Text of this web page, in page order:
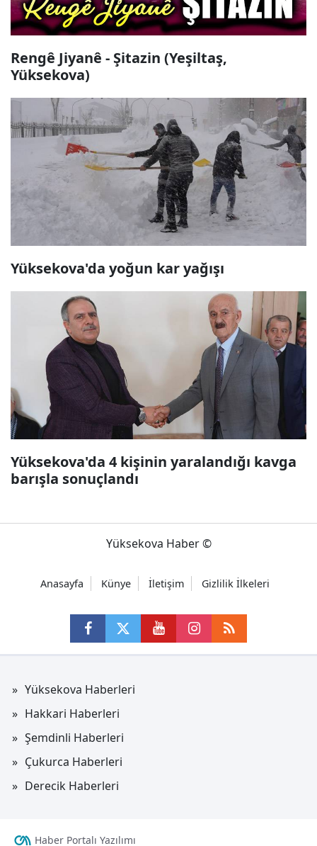
Rengê Jiyanê - Şitazin (Yeşiltaş,
Yüksekova)
Yüksekova'da yoğun kar yağışı
Yüksekova'da 4 kişinin yaralandığı kavga
barışla sonuçlandı
Yüksekova Haber ©
Anasayfa Künye İletişim Gizlilik İlkeleri
Yüksekova Haberleri
Hakkari Haberleri
Şemdinli Haberleri
Çukurca Haberleri
Derecik Haberleri
Haber Portalı Yazılımı